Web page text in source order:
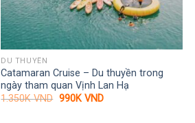
DU THUYỀN
Catamaran Cruise – Du thuyền trong
ngày tham quan Vịnh Lan Hạ
1.350KVND Giá
990KVNDGiá